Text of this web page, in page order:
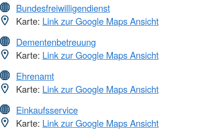
Bundesfreiwilligendienst
Karte: Link zur Google Maps Ansicht
Dementenbetreuung
Karte: Link zur Google Maps Ansicht
Ehrenamt
Karte: Link zur Google Maps Ansicht
Einkaufsservice
Karte: Link zur Google Maps Ansicht